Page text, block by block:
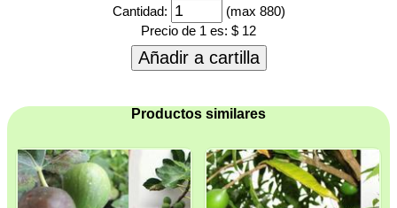
Cantidad:
(max 880)
Precio de 1 es: $ 12
Añadir a cartilla
Productos similares